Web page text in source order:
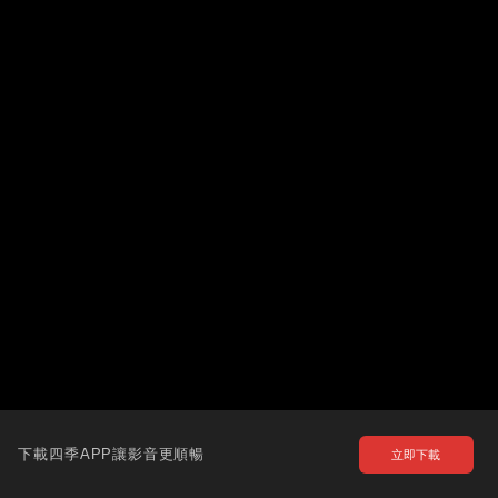
下載四季APP讓影音更順暢 立即下載